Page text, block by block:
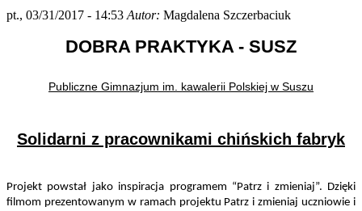
pt., 03/31/2017 - 14:53 Autor: Magdalena Szczerbaciuk
DOBRA PRAKTYKA - SUSZ
Publiczne Gimnazjum im. kawalerii Polskiej w Suszu
Solidarni z pracownikami chińskich fabryk
Projekt powstał jako inspiracja programem “Patrz i zmieniaj”. Dzięki
filmom prezentowanym w ramach projektu Patrz i zmieniaj uczniowie i